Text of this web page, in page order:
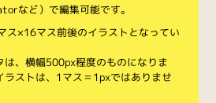
など）で編集可能です。
ス×16マス前後のイラストとなってい
は、横幅500px程度のものになりま
ラストは、1マス＝1pxではありませ